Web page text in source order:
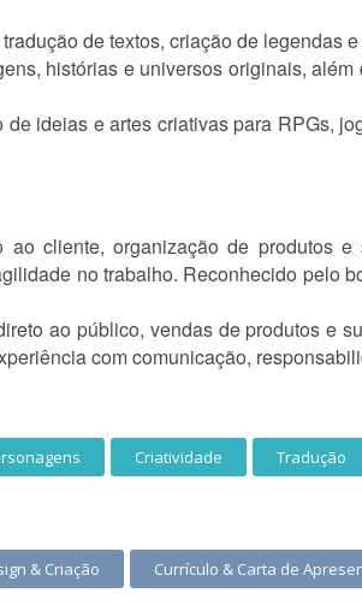
de textos, criação de legendas
histórias e universos originais,
ideias e artes criativas para RPGs,
cliente, organização de produtos
no trabalho. Reconhecido pelo
ao público, vendas de produtos e
com comunicação,
Criatividade Tradução
& Criação Currículo & Carta de